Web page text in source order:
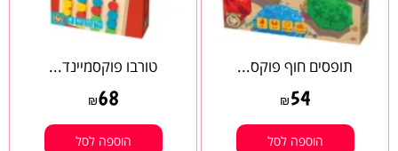
תופסים חוף פוקס...
₪ 54
הוספה לסל
טורבו פוקסמיינד...
₪68
הוספה לסל